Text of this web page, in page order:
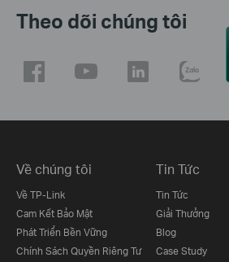
Theo dõi chúng tôi
Về chúng tôi
Về TP-Link
Cam Kết Bảo Mật
Phát Triển Bền Vững
Chính Sách Quyền Riêng Tư
Tin Tức
Tin Tức
Giải Thưởng
Blog
Case Study